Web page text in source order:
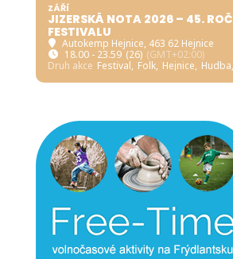
ZÁŘÍ
JIZERSKÁ NOTA 2026 – 45.
FESTIVALU
Autokemp Hejnice, 463 62 Hejnice
18.00 - 23.59 (26) (GMT+02:00)
Druh akce Festival, Folk, Hejnice, Hudba,